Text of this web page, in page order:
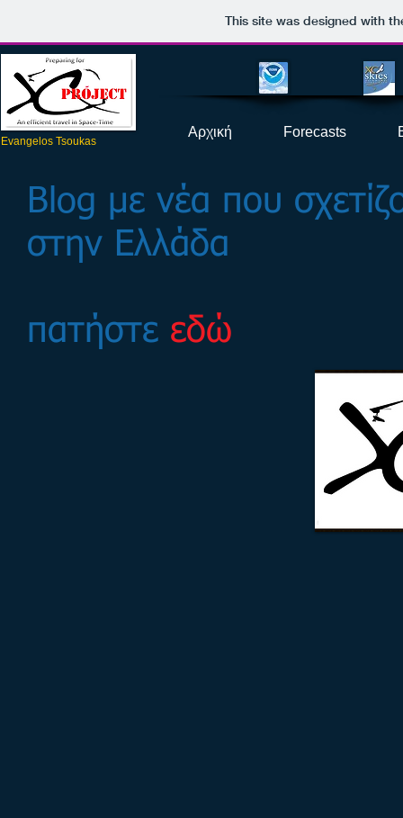
This site was designed with
Evangelos Tsoukas
Αρχική Forecasts
Blog με νέα που
στην Ελλάδα
πατήστε εδώ